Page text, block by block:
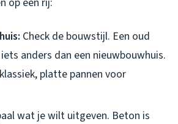
Check de bouwstijl. Een oud
anders dan een nieuwbouwhuis.
platte pannen voor
wat je wilt uitgeven. Beton is